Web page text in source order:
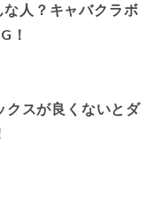
人？キャバクラボ
！
クスが良くないとダ